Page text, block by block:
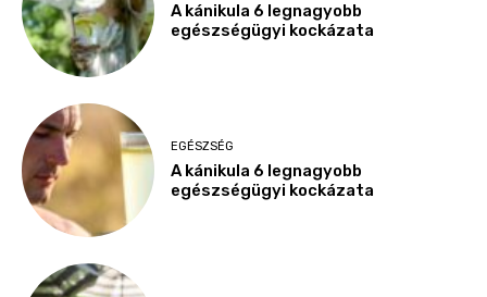
A kánikula 6 legnagyobb
egészségügyi kockázata
EGÉSZSÉG
A kánikula 6 legnagyobb
egészségügyi kockázata